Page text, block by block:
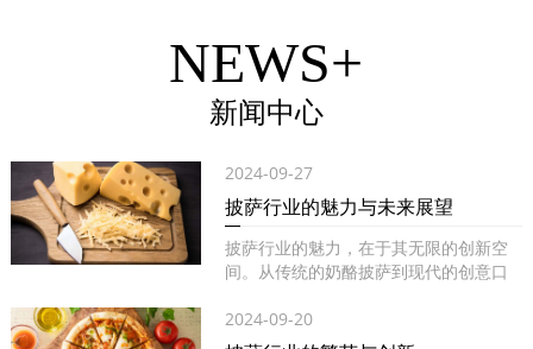
NEWS+
新闻中心
2024-09-27
披萨行业的魅力与未来展望
披萨行业的魅力，在于其无限的创新空
间。从传统的奶酪披萨到现代的创意口
2024-09-20